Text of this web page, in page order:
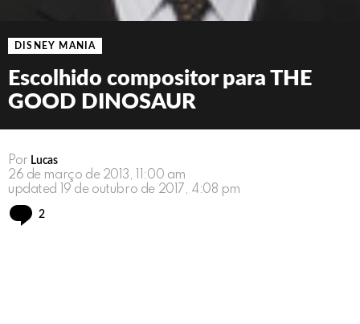
DISNEY MANIA
Escolhido compositor para THE
GOOD DINOSAUR
Por Lucas
26 de março de 2013, 11:00 am
updated
19 de outubro de 2017, 4:08 pm
2